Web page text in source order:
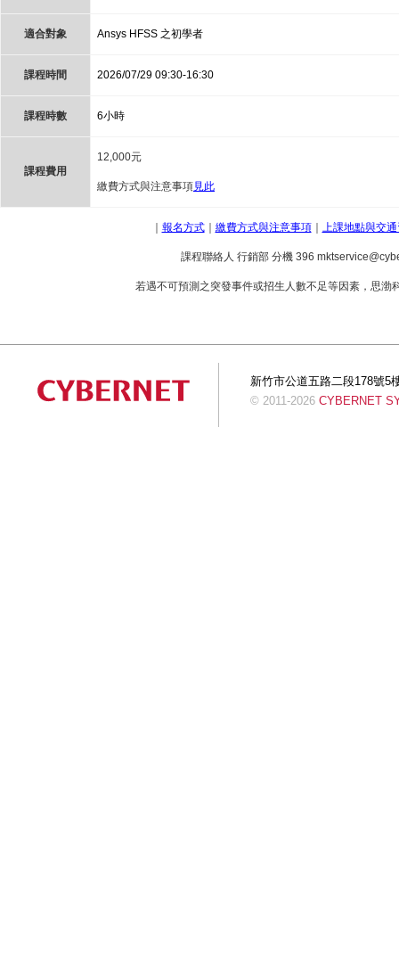
適合對象 Ansys HFSS 之初學者
課程時間 2026/07/29 09:30-16:30
課程時數 6小時
課程費用
12,000元
繳費方式與注意事項見此
報名方式｜ 繳費方式與注意事項｜ 上課地點與交
課程聯絡人 行銷部 分機 396
若遇不可預測之突發事件或招生人數不足等因素，思渤
新竹市公道五路二段178號5
© 2011-2026 CYBERNET